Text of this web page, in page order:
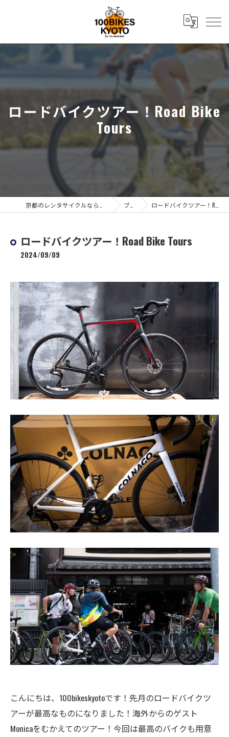
ロードバイクツアー！Road Bike
Tours
ブログ ロードバイクツアー！Road Bike Tours
ロードバイクツアー！Road Bike Tours
2024/09/09
こんにちは、100bikeskyotoです！先月のロードバイクツ
アーが最高なものになりました！海外からのゲスト
Monicaをむかえてのツアー！今回は最高のバイクも用意